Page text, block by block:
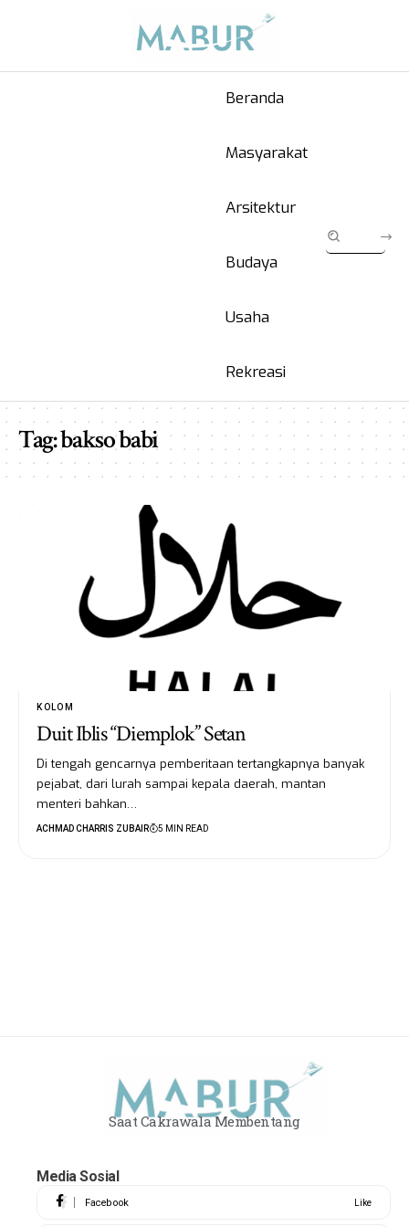
Beranda
Masyarakat
Arsitektur
Budaya
Usaha
Rekreasi
Tag:bakso babi
KOLOM
Duit Iblis “Diemplok” Setan
Di tengah gencarnya pemberitaan tertangkapnya banyak
pejabat, dari lurah sampai kepala daerah, mantan
menteri bahkan…
ACHMAD CHARRIS ZUBAIR 5 MIN READ
Saat Cakrawala Membentang
Media Sosial
Facebook Like